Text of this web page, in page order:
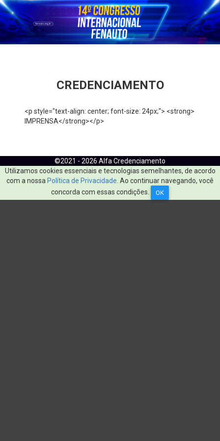
CREDENCIAMENTO
<p style="text-align: center; font-size: 24px;"> <strong>
IMPRENSA</strong></p>
©2021 - 2026 Alfa Credenciamento
Utilizamos cookies essenciais e tecnologias semelhantes, de acordo
com a nossa Política de Privacidade. Ao continuar navegando, você
concorda com essas condições.
OK